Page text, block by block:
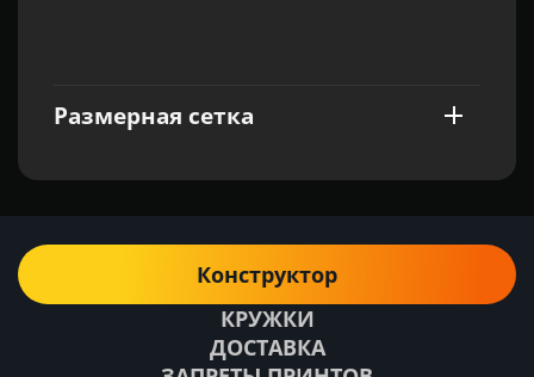
Размерная сетка
КРУЖКИ
ДОСТАВКА
Конструктор